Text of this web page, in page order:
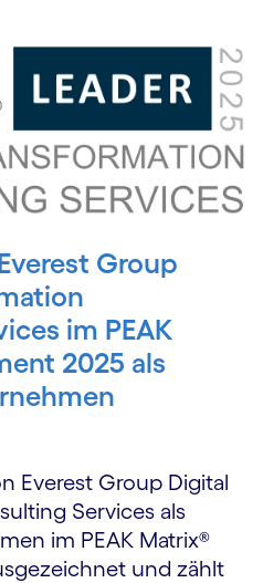
Group
im PEAK
2025 als
Everest Group Digital
Services als
im PEAK Matrix®
und zählt